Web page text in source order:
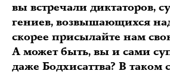
вы встречали диктаторов,
гениев, возвышающихся
скорее присылайте нам
А может быть, вы и сами
даже Бодхисаттва? В таком